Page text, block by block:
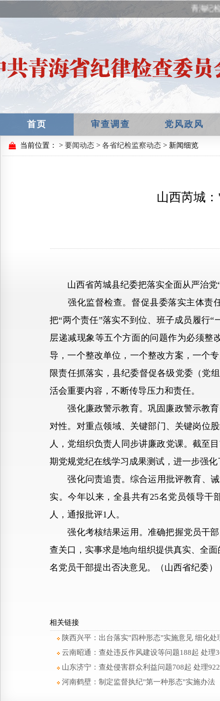
青海纪
首页 审查调查 党风政风
当前位置： > 要闻动态 > 各省纪检监察动态 > 新闻细览
山西芮城
山西省芮城县纪委把落实全面从严治党“
强化监督检查。督促县委落实主体责任
把“两个责任”落实不到位、班子成员履行
层递减现象等五个方面的问题作为必须整
导，一个整改单位，一个整改方案，一个
限责任抓落实，县纪委督促各级党委（党
活会重要内容，不断传导压力和责任。
强化廉政警示教育。巩固廉政警示教育
对性。对重点领域、关键部门、关键岗位
人，党组织负责人同步讲廉政党课。截至
期党规党纪在线学习成果测试，进一步强
强化问责追责。综合运用批评教育、诫
实。今年以来，全县共有25名党员领导干
人，通报批评1人。
强化考核结果运用。准确把握党员干部
查关口，实事求是地向组织提供真实、全
名党员干部提出否决意见。（山西省纪委）
相关链接
陕西兴平：出台落实"四种形态"实施意见 细化处
云南昭通：查处违反作风建设等问题188起 处理
山东济宁：查处侵害群众利益问题708起 处理
河南鹤壁：制定监督执纪"第一种形态"实施办法